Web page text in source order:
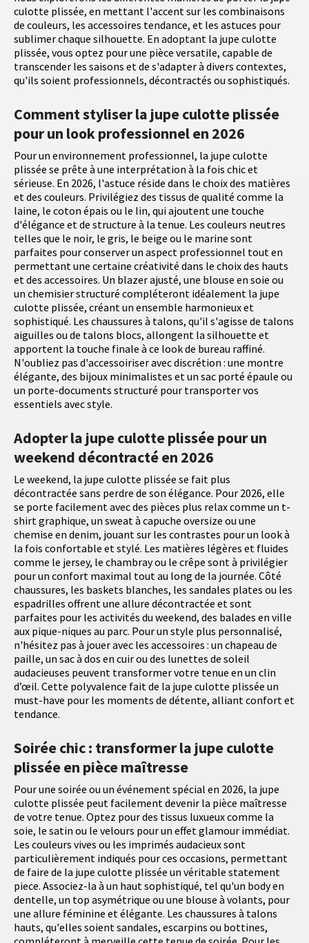
culotte plissée, en mettant l'accent sur les combinaisons
de couleurs, les accessoires tendance, et les astuces pour
sublimer chaque silhouette. En adoptant la jupe culotte
plissée, vous optez pour une pièce versatile, capable de
transcender les saisons et de s'adapter à divers contextes,
qu'ils soient professionnels, décontractés ou sophistiqués.
Comment styliser la jupe culotte plissée
pour un look professionnel en 2026
Pour un environnement professionnel, la jupe culotte
plissée se prête à une interprétation à la fois chic et
sérieuse. En 2026, l'astuce réside dans le choix des matières
et des couleurs. Privilégiez des tissus de qualité comme la
laine, le coton épais ou le lin, qui ajoutent une touche
d'élégance et de structure à la tenue. Les couleurs neutres
telles que le noir, le gris, le beige ou le marine sont
parfaites pour conserver un aspect professionnel tout en
permettant une certaine créativité dans le choix des hauts
et des accessoires. Un blazer ajusté, une blouse en soie ou
un chemisier structuré compléteront idéalement la jupe
culotte plissée, créant un ensemble harmonieux et
sophistiqué. Les chaussures à talons, qu'il s'agisse de talons
aiguilles ou de talons blocs, allongent la silhouette et
apportent la touche finale à ce look de bureau raffiné.
N'oubliez pas d'accessoiriser avec discrétion : une montre
élégante, des bijoux minimalistes et un sac porté épaule ou
un porte-documents structuré pour transporter vos
essentiels avec style.
Adopter la jupe culotte plissée pour un
weekend décontracté en 2026
Le weekend, la jupe culotte plissée se fait plus
décontractée sans perdre de son élégance. Pour 2026, elle
se porte facilement avec des pièces plus relax comme un t-
shirt graphique, un sweat à capuche oversize ou une
chemise en denim, jouant sur les contrastes pour un look à
la fois confortable et stylé. Les matières légères et fluides
comme le jersey, le chambray ou le crêpe sont à privilégier
pour un confort maximal tout au long de la journée. Côté
chaussures, les baskets blanches, les sandales plates ou les
espadrilles offrent une allure décontractée et sont
parfaites pour les activités du weekend, des balades en ville
aux pique-niques au parc. Pour un style plus personnalisé,
n'hésitez pas à jouer avec les accessoires : un chapeau de
paille, un sac à dos en cuir ou des lunettes de soleil
audacieuses peuvent transformer votre tenue en un clin
d’œil. Cette polyvalence fait de la jupe culotte plissée un
must-have pour les moments de détente, alliant confort et
tendance.
Soirée chic : transformer la jupe culotte
plissée en pièce maîtresse
Pour une soirée ou un événement spécial en 2026, la jupe
culotte plissée peut facilement devenir la pièce maîtresse
de votre tenue. Optez pour des tissus luxueux comme la
soie, le satin ou le velours pour un effet glamour immédiat.
Les couleurs vives ou les imprimés audacieux sont
particulièrement indiqués pour ces occasions, permettant
de faire de la jupe culotte plissée un véritable statement
piece. Associez-la à un haut sophistiqué, tel qu'un body en
dentelle, un top asymétrique ou une blouse à volants, pour
une allure féminine et élégante. Les chaussures à talons
hauts, qu'elles soient sandales, escarpins ou bottines,